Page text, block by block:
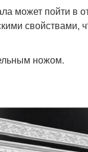
может пойти в
свойствами,
ножом.